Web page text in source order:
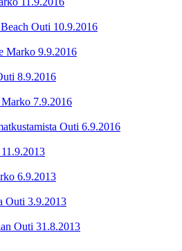
Outi 10.9.2016
Marko 9.9.2016
8.9.2016
Marko 7.9.2016
Outi 6.9.2016
11.9.2013
6.9.2013
Outi 3.9.2013
Outi 31.8.2013